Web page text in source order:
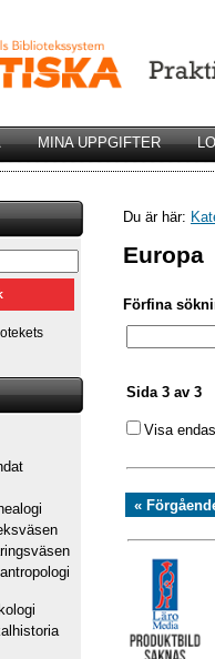
MINA UPPGIFTER
Du är här:
Europa
Förfina
Sida 3 av 3
Visa
«